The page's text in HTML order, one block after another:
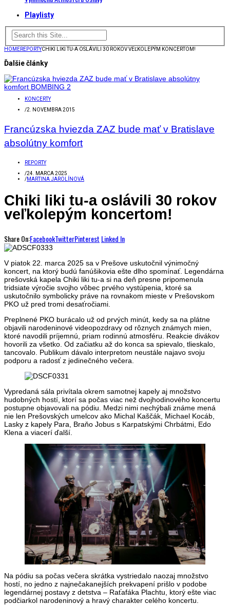
Playlisty
HOMEREPORTYCHIKI LIKI TU-A OSLÁVILI 30 ROKOV VEĽKOLEPÝM KONCERTOM!
Ďalšie články
KONCERTY
/2. NOVEMBRA 2015
Francúzska hviezda ZAZ bude mať v Bratislave
absolútny komfort
REPORTY
/24. MARCA 2025
/MARTINA JAROLÍNOVÁ
Chiki liki tu-a oslávili 30 rokov
veľkolepým koncertom!
Share On:FacebookTwitterPinterest Linked In
V piatok 22. marca 2025 sa v Prešove uskutočnil výnimočný
koncert, na ktorý budú fanúšikovia ešte dlho spomínať. Legendárna
prešovská kapela Chiki liki tu-a si na deň presne pripomenula
tridsiate výročie svojho vôbec prvého vystúpenia, ktoré sa
uskutočnilo symbolicky práve na rovnakom mieste v Prešovskom
PKO už pred tromi desaťročiami.
Preplnené PKO burácalo už od prvých minút, kedy sa na plátne
objavili narodeninové videopozdravy od rôznych známych mien,
ktoré navodili príjemnú, priam rodinnú atmosféru. Reakcie divákov
hovorili za všetko. Od začiatku až do konca sa spievalo, tlieskalo,
tancovalo. Publikum dávalo interpretom neustále najavo svoju
podporu a radosť z jedinečného večera.
Vypredaná sála privítala okrem samotnej kapely aj množstvo
hudobných hostí, ktorí sa počas viac než dvojhodinového koncertu
postupne objavovali na pódiu. Medzi nimi nechýbali známe mená
nie len Prešovských umelcov ako Michal Kaščák, Michael Kocáb,
Lasky z kapely Para, Braňo Jobus s Karpatskými Chrbátmi, Edo
Klena a viacerí ďalší.
Na pódiu sa počas večera skrátka vystriedalo naozaj množstvo
hostí, no jedno z najnečakanejších prekvapení prišlo v podobe
legendárnej postavy z detstva – Raťafáka Plachtu, ktorý ešte viac
podčiarkol narodeninový a hravý charakter celého koncertu.